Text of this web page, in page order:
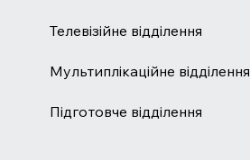
Телевізійне відділення
Мультиплікаційне відділення
Підготовче відділення